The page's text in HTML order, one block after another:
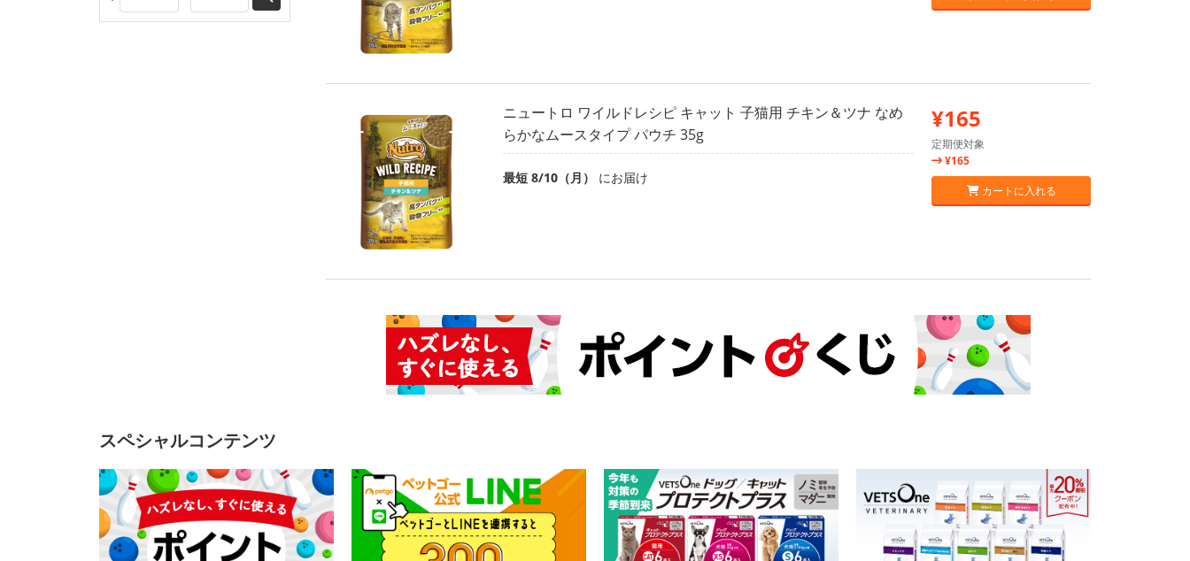
ニュートロ ワイルドレシピ キャット 子猫用 チキン＆ツナ なめ
らかなムースタイプ パウチ 35g
最短 8/10（月） にお届け
¥165
定期便対象
¥165
カートに入れる
スペシャルコンテンツ